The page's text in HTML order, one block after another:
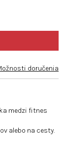
doručenia
medzi fitnes
alebo na cesty.